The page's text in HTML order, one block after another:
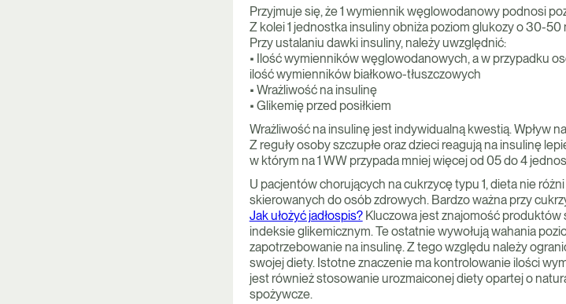
Przyjmuje się, że 1 wymiennik węglowodanowy podnosi
Z kolei 1 jednostka insuliny obniża poziom glukozy o 30-50
Przy ustalaniu dawki insuliny, należy uwzględnić:
• Ilość wymienników węglowodanowych, a w przypadku
ilość wymienników białkowo-tłuszczowych
• Wrażliwość na insulinę
• Glikemię przed posiłkiem
Wrażliwość na insulinę jest indywidualną kwestią. Wpływ
Z reguły osoby szczupłe oraz dzieci reagują na insulinę
w którym na 1 WW przypada mniej więcej od 05 do 4
U pacjentów chorujących na cukrzycę typu 1, dieta nie
skierowanych do osób zdrowych. Bardzo ważna przy
Jak ułożyć jadłospis?Kluczowa jest znajomość produktów
indeksie glikemicznym. Te ostatnie wywołują wahania
zapotrzebowanie na insulinę. Z tego względu należy
swojej diety. Istotne znaczenie ma kontrolowanie ilości
jest również stosowanie urozmaiconej diety opartej o
spożywcze.